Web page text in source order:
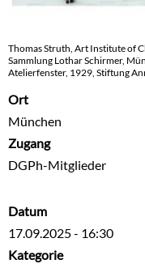
Thomas Struth, Art Institute of
Sammlung Lothar Schirmer,
Atelierfenster, 1929, Stiftung
Ort
München
Zugang
DGPh-Mitglieder
Datum
17.09.2025 - 16:30
Kategorie